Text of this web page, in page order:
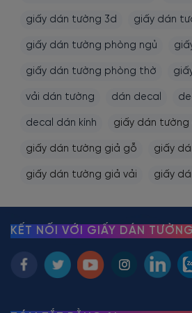
giấy dán tường 3d giấy dán
giấy dán tường phòng ngủ
giấy dán tường phòng thờ
vải dán tường dán decal
decal dán kính giấy dán tường
giấy dán tường giả gỗ giấy
giấy dán tường giả vải giấy
KẾT NỐI VỚI GIẤY DÁN TƯỜNG